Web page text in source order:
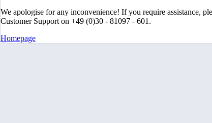
We apologise for any inconvenience! If you require assistance,
Customer Support on +49 (0)30 - 81097 - 601.
Homepage